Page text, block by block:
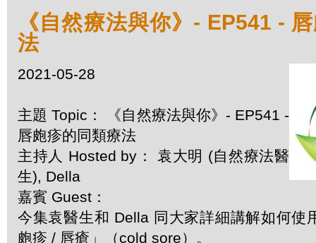
《自然療法與你》- EP541 -
法
2021-05-28
主題 Topic： 《自然療法與你》- EP541 -
唇皰疹的同類療法
主持人 Hosted by： 袁大明 (自然療法醫
生), Della
嘉賓 Guest：
今集袁醫生和 Della 同大家詳細講解如何使
皰疹 / 唇瘡」（cold sore）。